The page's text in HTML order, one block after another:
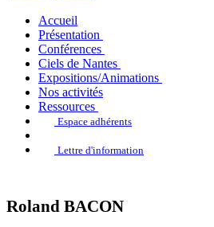
Accueil
Présentation
Conférences
Ciels de Nantes
Expositions/Animations
Nos activités
Ressources
Espace adhérents
Lettre d'information
Roland BACON